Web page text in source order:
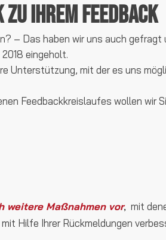
Ihrem Feedback
– Das haben wir uns auch
eingeholt.
Unterstützung, mit der es uns
Feedbackkreislaufes wollen wir
weitere Maßnahmen vor, mit
Hilfe Ihrer Rückmeldungen